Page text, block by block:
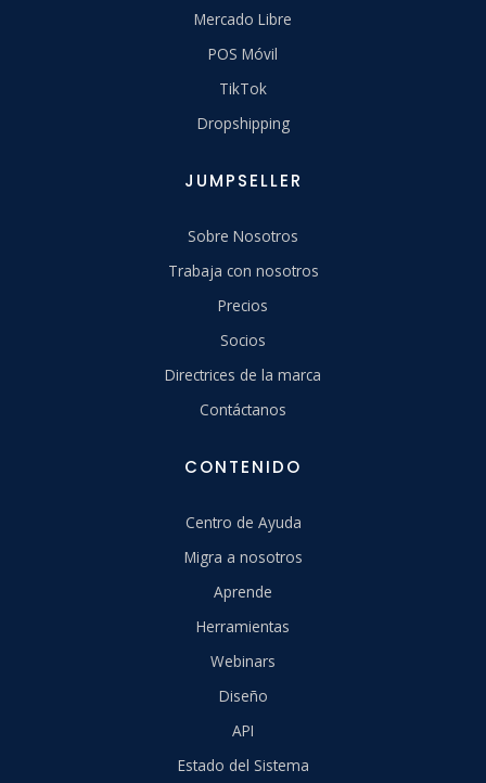
Mercado Libre
POS Móvil
TikTok
Dropshipping
JUMPSELLER
Sobre Nosotros
Trabaja con nosotros
Precios
Socios
Directrices de la marca
Contáctanos
CONTENIDO
Centro de Ayuda
Migra a nosotros
Aprende
Herramientas
Webinars
Diseño
API
Estado del Sistema